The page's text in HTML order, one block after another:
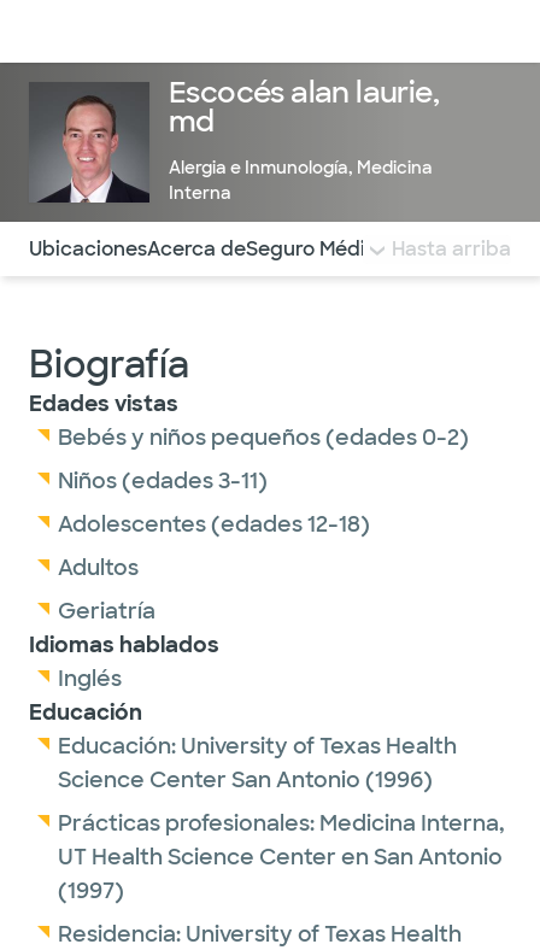
Escocés alan laurie,
md
Alergia e Inmunología, Medicina
Interna
Utilice esta navegación para saltar rápidamente a
UbicacionesAcerca deSeguro Médico COMENTARIOS
Hasta arriba
Biografía
Edades vistas
Bebés y niños pequeños (edades 0-2)
Niños (edades 3-11)
Adolescentes (edades 12-18)
Adultos
Geriatría
Idiomas hablados
Inglés
Educación
Educación: University of Texas Health
Science Center San Antonio (1996)
Prácticas profesionales: Medicina Interna,
UT Health Science Center en San Antonio
(1997)
Residencia: University of Texas Health